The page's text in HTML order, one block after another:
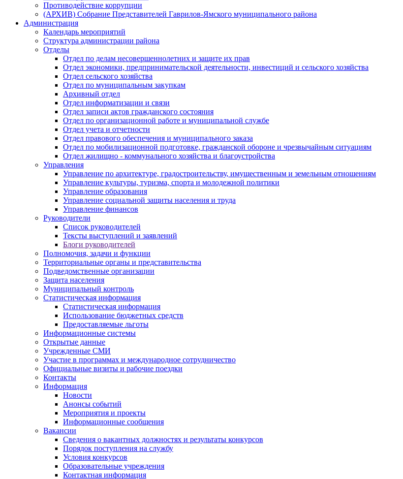
Противодействие коррупции
(АРХИВ) Собрание Представителей Гаврилов-Ямского муниципального района
Администрация
Календарь мероприятий
Структура администрации района
Отделы
Отдел по делам несовершеннолетних и защите их прав
Отдел экономики, предпринимательской деятельности, инвестиций и сельского хозяйства
Отдел сельского хозяйства
Отдел по муниципальным закупкам
Архивный отдел
Отдел информатизации и связи
Отдел записи актов гражданского состояния
Отдел по организационной работе и муниципальной службе
Отдел учета и отчетности
Отдел правового обеспечения и муниципального заказа
Отдел по мобилизационной подготовке, гражданской обороне и чрезвычайным ситуациям
Отдел жилищно - коммунального хозяйства и благоустройства
Управления
Управление по архитектуре, градостроительству, имущественным и земельным отношениям
Управление культуры, туризма, спорта и молодежной политики
Управление образования
Управление социальной защиты населения и труда
Управление финансов
Руководители
Список руководителей
Тексты выступлений и заявлений
Блоги руководителей
Полномочия, задачи и функции
Территориальные органы и представительства
Подведомственные организации
Защита населения
Муниципальный контроль
Статистическая информация
Статистическая информация
Использование бюджетных средств
Предоставляемые льготы
Информационные системы
Открытые данные
Учрежденные СМИ
Участие в программах и международное сотрудничество
Официальные визиты и рабочие поездки
Контакты
Информация
Новости
Анонсы событий
Мероприятия и проекты
Информационные сообщения
Вакансии
Сведения о вакантных должностях и результаты конкурсов
Порядок поступления на службу
Условия конкурсов
Образовательные учреждения
Контактная информация